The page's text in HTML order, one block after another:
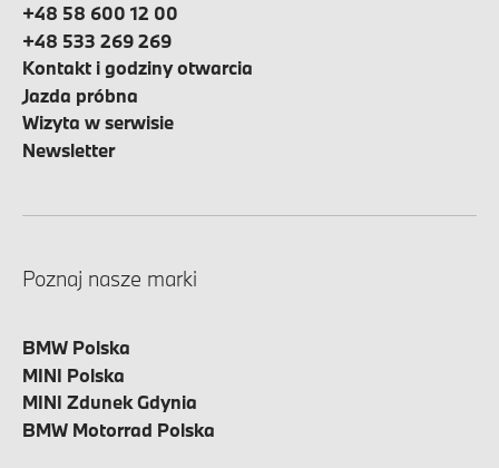
+48 58 600 12 00
+48 533 269 269
Kontakt i godziny otwarcia
Jazda próbna
Wizyta w serwisie
Newsletter
Poznaj nasze marki
BMW Polska
MINI Polska
MINI Zdunek Gdynia
BMW Motorrad Polska